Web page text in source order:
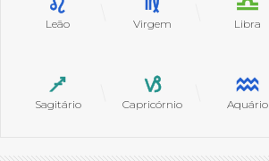
Leão Virgem Libra
Sagitário Capricórnio Aquário